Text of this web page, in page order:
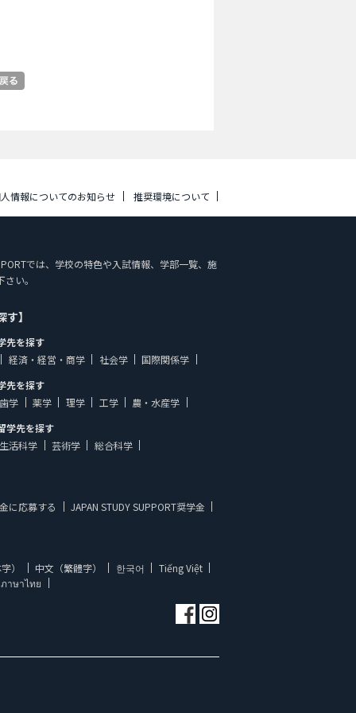
情報についてのお知らせ 推奨環境について
では、学校の特色や入試情報、学部一覧、施
い。
】
先を探す
経済・経営・商学
社会学
国際関係学
先を探す
学
薬学 理学 工学
農・水産学
学先を探す
生活科学
芸術学 総合科学
に応募する JAPAN STUDY SUPPORT奨学金
） 中文（繁體字） 한국어
Tiếng Việt
ภาษาไทย